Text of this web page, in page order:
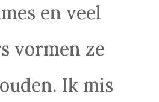
en veel
vormen ze
Ik mis